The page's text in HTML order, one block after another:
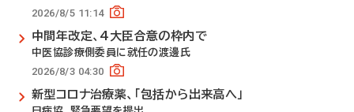
2026/8/5 11:14
中間年改定、4大臣合意の枠内で
中医協診療側委員に就任の渡邊氏
2026/8/3 04:30
新型コロナ治療薬、「包括から出来高へ」